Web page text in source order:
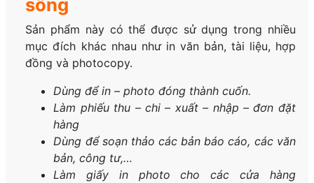
Sản phẩm này có thể được sử dụng trong nhiều
mục đích khác nhau như in văn bản, tài liệu, hợp
đồng và photocopy.
Dùng để in – photo đóng thành cuốn.
Làm phiếu thu – chi – xuất – nhập – đơn đặt
hàng
Dùng để soạn thảo các bản báo cáo, các văn
bản, công tư,…
Làm giấy in photo cho các cửa hàng